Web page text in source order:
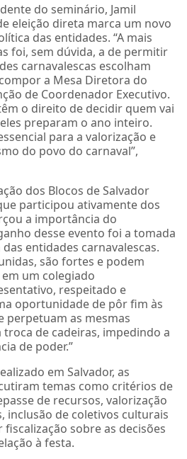
do seminário, Jamil
eleição direta marca um novo
das entidades. “A mais
foi, sem dúvida, a de permitir
carnavalescas escolham
a Mesa Diretora do
de Coordenador Executivo.
o direito de decidir quem vai
preparam o ano inteiro.
para a valorização e
do povo do carnaval”,
dos Blocos de Salvador
participou ativamente dos
a importância do
desse evento foi a tomada
entidades carnavalescas.
são fortes e podem
um colegiado
respeitado e
oportunidade de pôr fim às
perpetuam as mesmas
de cadeiras, impedindo a
de poder.”
em Salvador, as
temas como critérios de
de recursos, valorização
inclusão de coletivos culturais
sobre as decisões
à festa.